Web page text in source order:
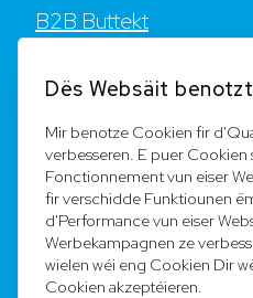
B2B Buttekt
Registréieren
Equipe
Legal Notice
Dës Websäit
Mir benotze Cookien fir
verbesseren. E puer Cookien
Fonctionnement vun eiser
fir verschidde Funktiounen
d'Performance vun eiser
Werbekampagnen ze
wielen wéi eng Cookien Dir
Cookien akzeptéieren.